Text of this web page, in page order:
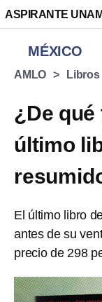
ASPIRANTE
MÉXICO
AMLO Libros
¿De qué
último
El último libro
antes de su
precio de 298